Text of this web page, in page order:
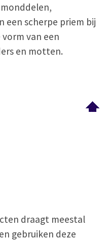
een scherpe priem bij
van een
en motten.
draagt meestal
gebruiken deze